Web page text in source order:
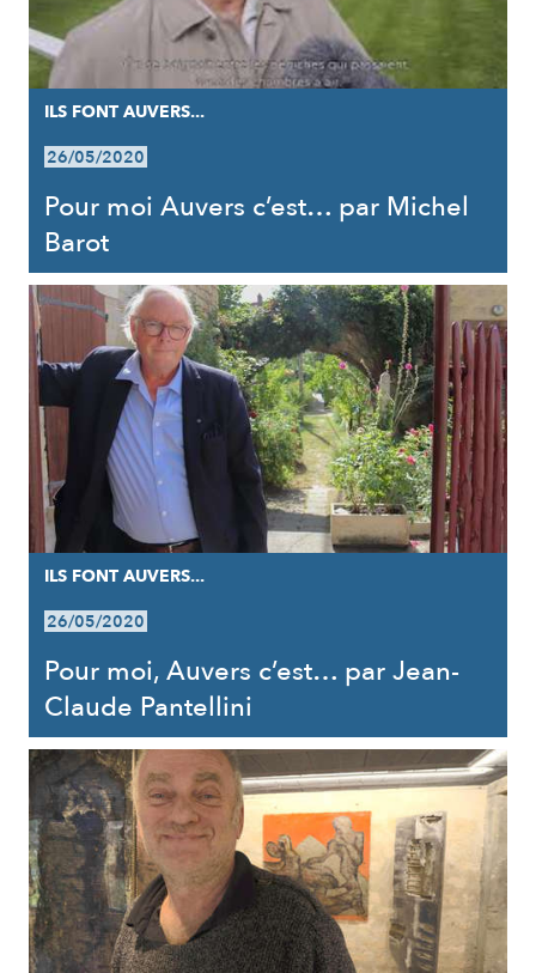
ILS FONT AUVERS...
26/05/2020
Pour moi Auvers c’est… par Michel
Barot
ILS FONT AUVERS...
26/05/2020
Pour moi, Auvers c’est… par Jean-
Claude Pantellini